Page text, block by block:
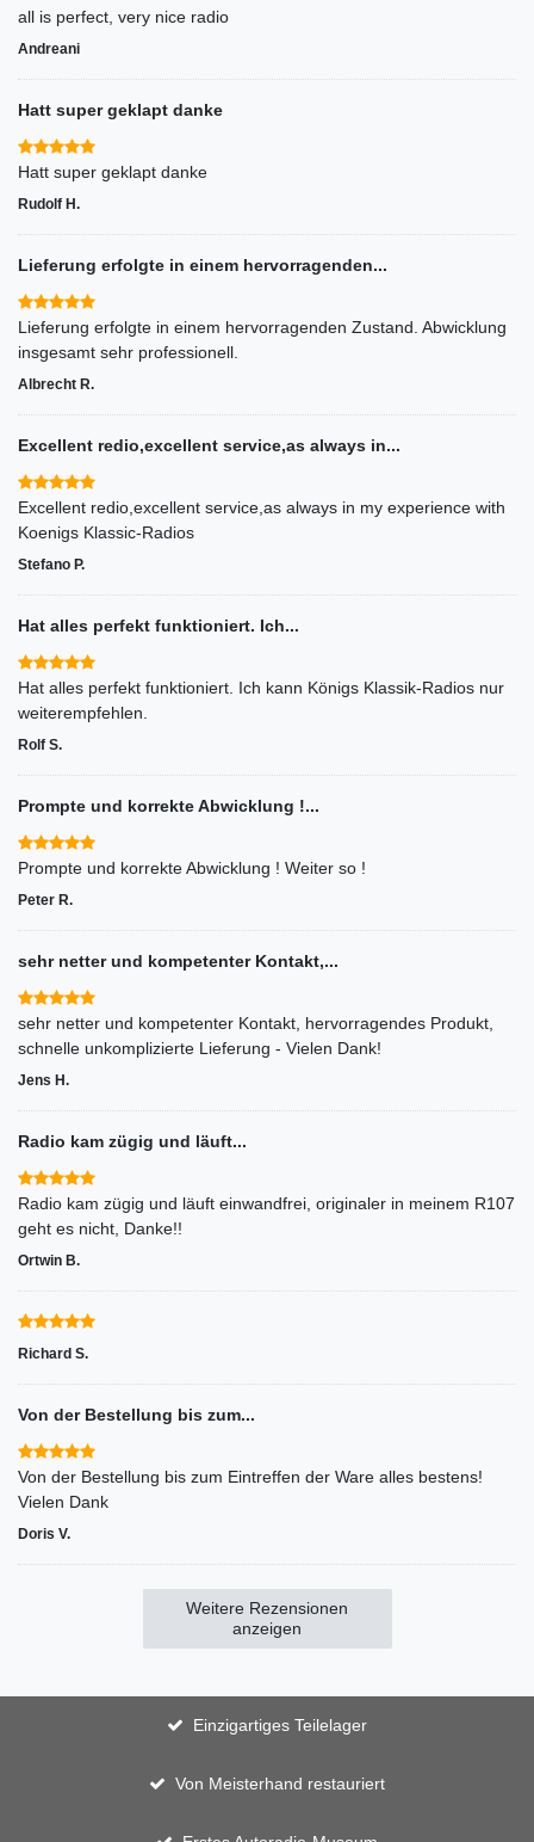
all is perfect, very nice radio
Andreani
Hatt super geklapt danke
Hatt super geklapt danke
Rudolf H.
Lieferung erfolgte in einem hervorragenden...
Lieferung erfolgte in einem hervorragenden Zustand. Abwicklung
insgesamt sehr professionell.
Albrecht R.
Excellent redio,excellent service,as always in...
Excellent redio,excellent service,as always in my experience with
Koenigs Klassic-Radios
Stefano P.
Hat alles perfekt funktioniert. Ich...
Hat alles perfekt funktioniert. Ich kann Königs Klassik-Radios nur
weiterempfehlen.
Rolf S.
Prompte und korrekte Abwicklung !...
Prompte und korrekte Abwicklung ! Weiter so !
Peter R.
sehr netter und kompetenter Kontakt,...
sehr netter und kompetenter Kontakt, hervorragendes Produkt,
schnelle unkomplizierte Lieferung - Vielen Dank!
Jens H.
Radio kam zügig und läuft...
Radio kam zügig und läuft einwandfrei, originaler in meinem R107
geht es nicht, Danke!!
Ortwin B.
Richard S.
Von der Bestellung bis zum...
Von der Bestellung bis zum Eintreffen der Ware alles bestens!
Vielen Dank
Doris V.
Weitere Rezensionen
anzeigen
Einzigartiges Teilelager
Von Meisterhand restauriert